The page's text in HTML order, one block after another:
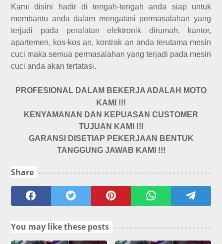
Kami disini hadir di tengah-tengah anda siap untuk
membantu anda dalam mengatasi permasalahan yang
terjadi pada peralatan elektronik dirumah, kantor,
apartemen, kos-kos an, kontrak an anda terutama mesin
cuci maka semua permasalahan yang terjadi pada mesin
cuci anda akan tertatasi.
PROFESIONAL DALAM BEKERJA ADALAH MOTO
KAMI !!!
KENYAMANAN DAN KEPUASAN CUSTOMER
TUJUAN KAMI !!!
GARANSI DISETIAP PEKERJAAN BENTUK
TANGGUNG JAWAB KAMI !!!
Share
You may like these posts